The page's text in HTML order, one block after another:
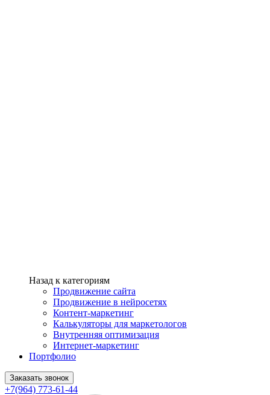
Назад к категориям
Продвижение сайта
Продвижение в нейросетях
Контент-маркетинг
Калькуляторы для маркетологов
Внутренняя оптимизация
Интернет-маркетинг
Портфолио
Заказать звонок
+7(964) 773-61-44